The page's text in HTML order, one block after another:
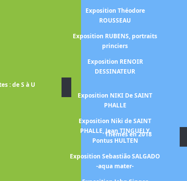
rêve
de
Exposition Théodore
ROUSSEAU
Exposition RUBENS, portraits
princiers
Exposition RENOIR
DESSINATEUR
: de S à U
Exposition NIKI De SAINT
PHALLE
Exposition Niki de SAINT
PHALLE, Jean TINGUELY,
Pontus HULTEN
Exposition Sebastião SALGADO
-aqua mater-
Thèmes en 2018